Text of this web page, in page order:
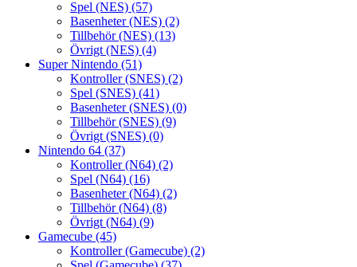
Spel (NES) (57)
Basenheter (NES) (2)
Tillbehör (NES) (13)
Övrigt (NES) (4)
Super Nintendo (51)
Kontroller (SNES) (2)
Spel (SNES) (41)
Basenheter (SNES) (0)
Tillbehör (SNES) (9)
Övrigt (SNES) (0)
Nintendo 64 (37)
Kontroller (N64) (2)
Spel (N64) (16)
Basenheter (N64) (2)
Tillbehör (N64) (8)
Övrigt (N64) (9)
Gamecube (45)
Kontroller (Gamecube) (2)